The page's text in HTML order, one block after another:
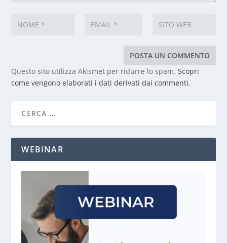
Questo sito utilizza Akismet per ridurre lo spam.Scopri
come vengono elaborati i dati derivati dai commenti.
WEBINAR